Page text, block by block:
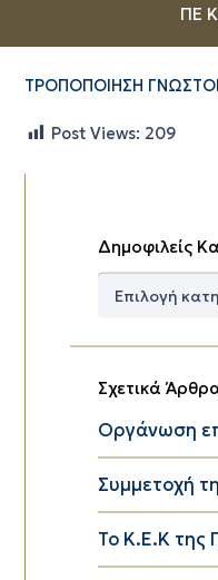
ΠΕ
ΤΡΟΠΟΠΟΙΗΣΗ
Post Views: 209
Δημοφιλείς
Δημοφιλείς
Σχετικά
Οργάνωση
Συμμετοχή
Το K.E.K